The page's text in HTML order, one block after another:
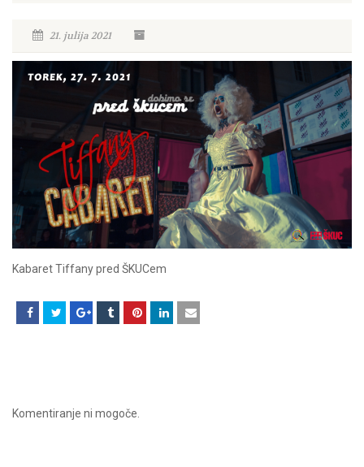
21. julija 2021
Kabaret Tiffany pred ŠKUCem
Komentiranje ni mogoče.